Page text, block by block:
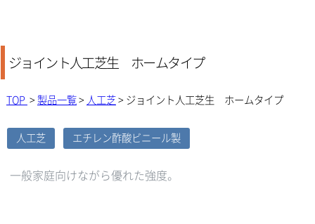
ジョイント人工芝生 ホームタイプ
TOP >製品一覧> 人工芝> ジョイント人工芝生 ホームタイプ
人工芝 エチレン酢酸ビニール製
一般家庭向けながら優れた強度。